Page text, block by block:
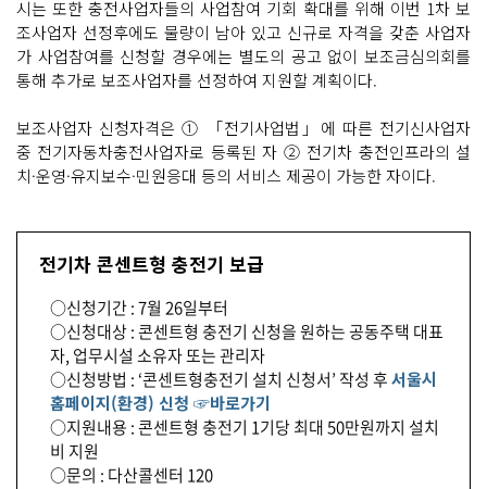
시는 또한 충전사업자들의 사업참여 기회 확대를 위해 이번 1차 보
조사업자 선정후에도 물량이 남아 있고 신규로 자격을 갖춘 사업자
가 사업참여를 신청할 경우에는 별도의 공고 없이 보조금심의회를
통해 추가로 보조사업자를 선정하여 지원할 계획이다.
보조사업자 신청자격은 ① 「전기사업법」에 따른 전기신사업자
중 전기자동차충전사업자로 등록된 자 ② 전기차 충전인프라의 설
치·운영·유지보수·민원응대 등의 서비스 제공이 가능한 자이다.
전기차 콘센트형 충전기 보급
○신청기간 : 7월 26일부터
○신청대상 : 콘센트형 충전기 신청을 원하는 공동주택 대표
자, 업무시설 소유자 또는 관리자
○신청방법 : ‘콘센트형충전기 설치 신청서’ 작성 후서울시
홈페이지(환경) 신청 ☞바로가기
○지원내용 : 콘센트형 충전기 1기당 최대 50만원까지 설치
비 지원
○문의 : 다산콜센터 120